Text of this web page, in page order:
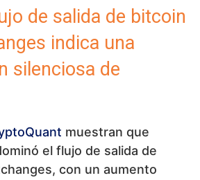
de salida de bitcoin
indica una
silenciosa de
muestran que
el flujo de salida de
con un aumento